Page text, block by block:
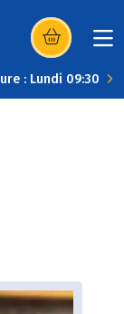
(s’ouvre dans
: Lundi 09:30